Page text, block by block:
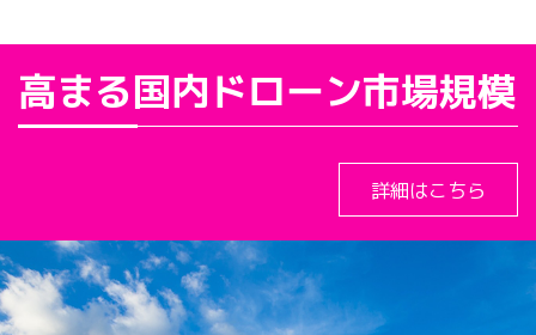
高まる国内ドローン市場規模
詳細はこちら